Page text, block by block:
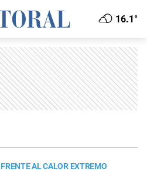
16.1°
FRENTE AL CALOR EXTREMO